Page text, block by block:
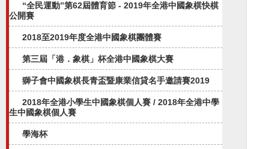
“全民運動”第62屆體育節 - 2019年全港中國象棋快棋
公開賽
2018至2019年度全港中國象棋團體賽
第三屆「港．象棋」杯全港中國象棋大賽
獅子會中國象棋長青盃暨康業信貸名手邀請賽2019
2018年全港小學生中國象棋個人賽 / 2018年全港中學
生中國象棋個人賽
學海杯